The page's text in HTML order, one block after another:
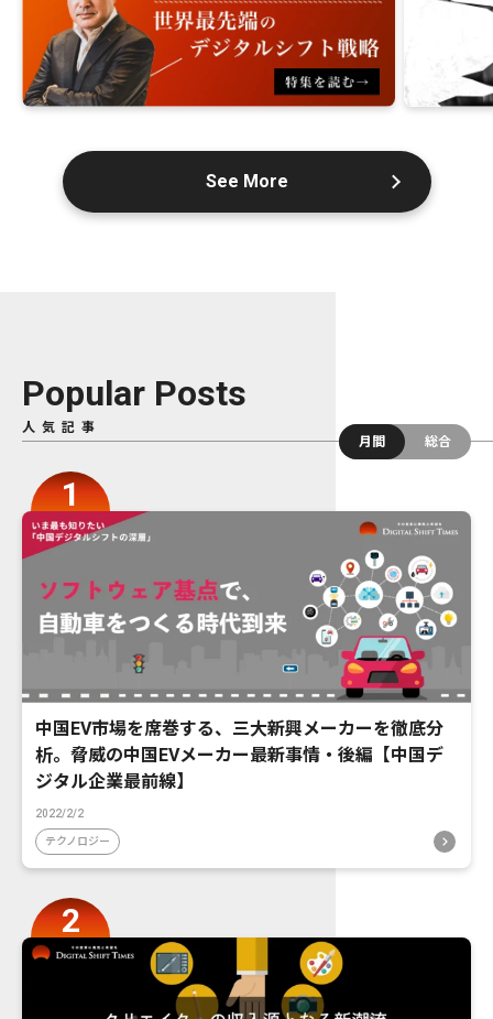
See More
Popular Posts
人気記事
月間
総合
中国EV市場を席巻する、三大新興メーカーを徹底分
析。脅威の中国EVメーカー最新事情・後編【中国デ
ジタル企業最前線】
2022/2/2
テクノロジー